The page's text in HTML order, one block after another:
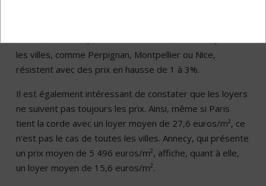
méditerranéenne, le Sud de la France et la Corse, dont
les villes, comme Perpignan, Montpellier ou Nice,
résistent avec des prix en hausse de 1 à 3%.
Il est également intéressant de constater que les loyers
ne suivent pas toujours les prix. Ainsi, même si Paris
tient la corde avec un loyer moyen de 27,6 euros/m², ce
n’est pas le cas de toutes les villes. Annecy, qui présente
un prix moyen de 5 496 euros/m², affiche, quant à elle,
un loyer moyen de 15,6 euros/m².